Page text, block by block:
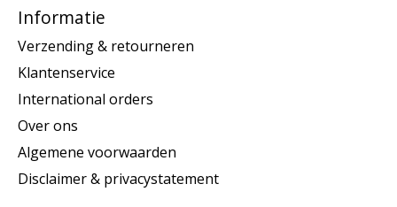
Informatie
Verzending & retourneren
Klantenservice
International orders
Over ons
Algemene voorwaarden
Disclaimer & privacystatement